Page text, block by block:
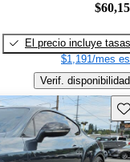
El precio incluye tasas
$1,191/mes
Verif. disponibilidad